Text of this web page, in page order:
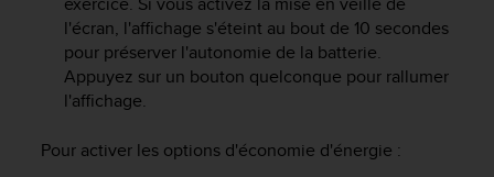
l'écran, l'affichage s'éteint au bout de 10 secondes
pour préserver l'autonomie de la batterie.
Appuyez sur un bouton quelconque pour rallumer
l'affichage.
Pour activer les options d'économie d'énergie :